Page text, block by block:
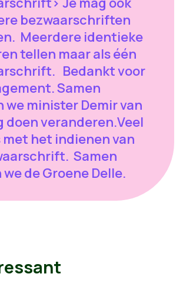
bezwaarschriften
Meerdere identieke
tellen maar als één
Bedankt voor
Samen
we minister Demir van
doen veranderen.Veel
het indienen van
Samen
de Groene Delle.